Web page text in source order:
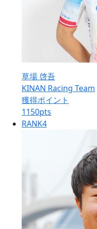
草場 啓吾
KINAN Racing Team
獲得ポイント
1150pts
RANK4